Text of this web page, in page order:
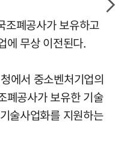
조폐공사가 보유하고
에 무상 이전된다.
에서 중소벤처기업의
폐공사가 보유한 기술
술사업화를 지원하는